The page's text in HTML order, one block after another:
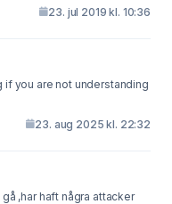
23. jul 2019 kl. 10:36
you are not understanding
23. aug 2025 kl. 22:32
,har haft några attacker